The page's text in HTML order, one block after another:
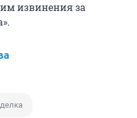
извинения за